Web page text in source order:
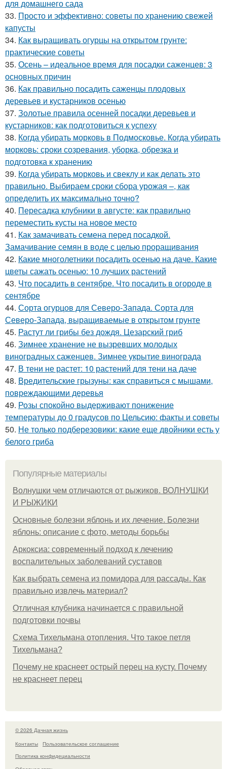
для домашнего сада
33. Просто и эффективно: советы по хранению свежей
капусты
34. Как выращивать огурцы на открытом грунте:
практические советы
35. Осень – идеальное время для посадки саженцев: 3
основных причин
36. Как правильно посадить саженцы плодовых
деревьев и кустарников осенью
37. Золотые правила осенней посадки деревьев и
кустарников: как подготовиться к успеху
38. Когда убирать морковь в Подмосковье. Когда убирать
морковь: сроки созревания, уборка, обрезка и
подготовка к хранению
39. Когда убирать морковь и свеклу и как делать это
правильно. Выбираем сроки сбора урожая –, как
определить их максимально точно?
40. Пересадка клубники в августе: как правильно
переместить кусты на новое место
41. Как замачивать семена перед посадкой.
Замачивание семян в воде с целью проращивания
42. Какие многолетники посадить осенью на даче. Какие
цветы сажать осенью: 10 лучших растений
43. Что посадить в сентябре. Что посадить в огороде в
сентябре
44. Сорта огурцов для Северо-Запада. Сорта для
Северо-Запада, выращиваемые в открытом грунте
45. Растут ли грибы без дождя. Цезарский гриб
46. Зимнее хранение не вызревших молодых
виноградных саженцев. Зимнее укрытие винограда
47. В тени не растет: 10 растений для тени на даче
48. Вредительские грызуны: как справиться с мышами,
повреждающими деревья
49. Розы спокойно выдерживают понижение
температуры до 0 градусов по Цельсию: факты и советы
50. Не только подберезовики: какие еще двойники есть у
белого гриба
Популярные материалы
Волнушки чем отличаются от рыжиков. ВОЛНУШКИ
И РЫЖИКИ
Основные болезни яблонь и их лечение. Болезни
яблонь: описание с фото, методы борьбы
Аркоксиа: современный подход к лечению
воспалительных заболеваний суставов
Как выбрать семена из помидора для рассады. Как
правильно извлечь материал?
Отличная клубника начинается с правильной
подготовки почвы
Схема Тихельмана отопления. Что такое петля
Тихельмана?
Почему не краснеет острый перец на кусту. Почему
не краснеет перец
© 2026 Дачная жизнь
Контакты
Пользовательское соглашение
Политика конфидециальности